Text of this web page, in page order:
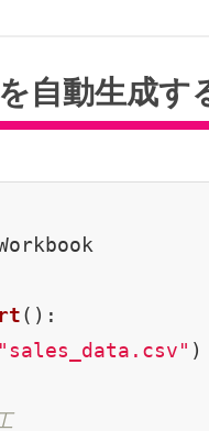
自動生成す
() :
"sales_data.csv"